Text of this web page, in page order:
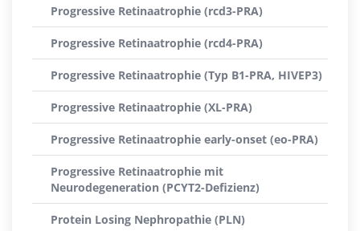
Progressive Retinaatrophie (rcd3-PRA)
Progressive Retinaatrophie (rcd4-PRA)
Progressive Retinaatrophie (Typ B1-PRA, HIVEP3)
Progressive Retinaatrophie (XL-PRA)
Progressive Retinaatrophie early-onset (eo-PRA)
Progressive Retinaatrophie mit
Neurodegeneration (PCYT2-Defizienz)
Protein Losing Nephropathie (PLN)